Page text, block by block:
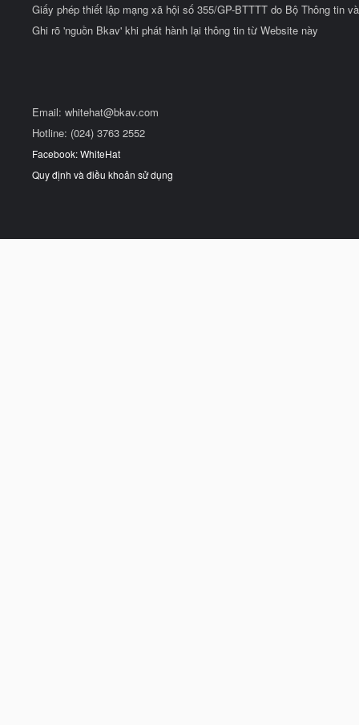
Giấy phép thiết lập mạng xã hội số 355/GP-BTTTT do Bộ Thông tin
Ghi rõ 'nguồn Bkav' khi phát hành lại thông tin từ Website này
Email: whitehat@bkav.com
Hotline: (024) 3763 2552
Facebook: WhiteHat
Quy định và điều khoản sử dụng